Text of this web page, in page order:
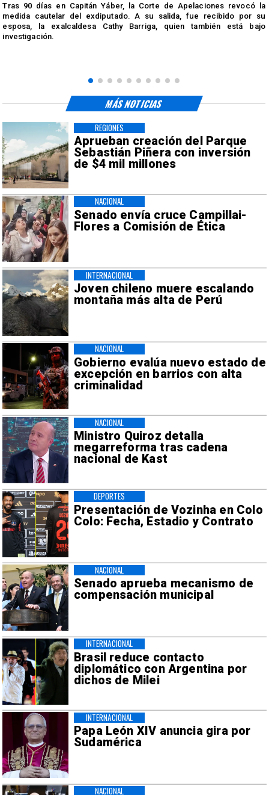
Tras 90 días en Capitán Yáber, la Corte de Apelaciones revocó la
medida cautelar del exdiputado. A su salida, fue recibido por su
esposa, la exalcaldesa Cathy Barriga, quien también está bajo
investigación.
Aprueban creación del Parque
Sebastián Piñera con inversión
de $4 mil millones
REGIONES
Senado envía cruce Campillai-
Flores a Comisión de Ética
NACIONAL
Joven chileno muere escalando
montaña más alta de Perú
INTERNACIONAL
Gobierno evalúa nuevo estado de
excepción en barrios con alta
criminalidad
NACIONAL
Ministro Quiroz detalla
megarreforma tras cadena
nacional de Kast
NACIONAL
Presentación de Vozinha en Colo
Colo: Fecha, Estadio y Contrato
DEPORTES
Senado aprueba mecanismo de
compensación municipal
NACIONAL
Brasil reduce contacto
diplomático con Argentina por
dichos de Milei
INTERNACIONAL
Papa León XIV anuncia gira por
Sudamérica
INTERNACIONAL
NACIONAL
MÁS NOTICIAS